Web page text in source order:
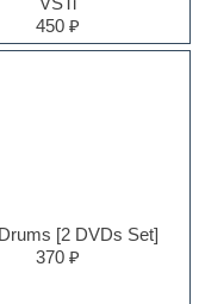
450 ₽
[2 DVDs Set]
370 ₽